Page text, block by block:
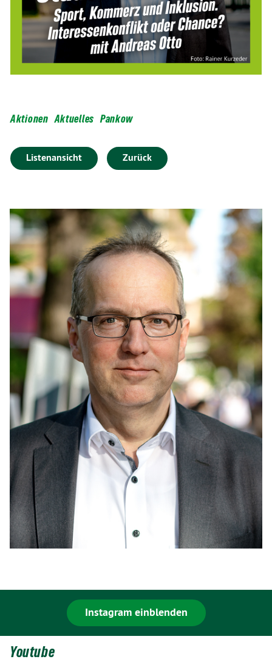
Aktionen Aktuelles Pankow
Listenansicht Zurück
Instagram einblenden
Youtube